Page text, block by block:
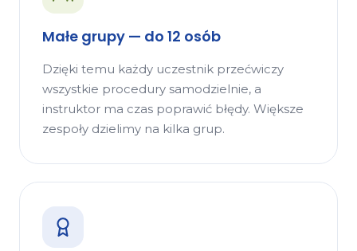
Małe grupy — do 12 osób
Dzięki temu każdy uczestnik przećwiczy
wszystkie procedury samodzielnie, a
instruktor ma czas poprawić błędy. Większe
zespoły dzielimy na kilka grup.